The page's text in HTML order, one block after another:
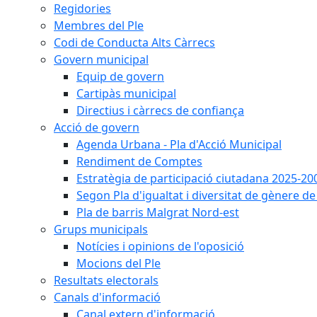
Regidories
Membres del Ple
Codi de Conducta Alts Càrrecs
Govern municipal
Equip de govern
Cartipàs municipal
Directius i càrrecs de confiança
Acció de govern
Agenda Urbana - Pla d'Acció Municipal
Rendiment de Comptes
Estratègia de participació ciutadana 2025-
Segon Pla d'igualtat i diversitat de gènere
Pla de barris Malgrat Nord-est
Grups municipals
Notícies i opinions de l'oposició
Mocions del Ple
Resultats electorals
Canals d'informació